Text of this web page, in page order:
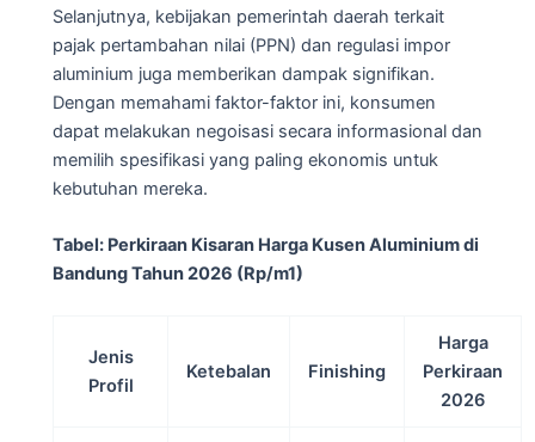
Selanjutnya, kebijakan pemerintah daerah terkait
pajak pertambahan nilai (PPN) dan regulasi impor
aluminium juga memberikan dampak signifikan.
Dengan memahami faktor-faktor ini, konsumen
dapat melakukan negoisasi secara informasional dan
memilih spesifikasi yang paling ekonomis untuk
kebutuhan mereka.
Tabel: Perkiraan Kisaran Harga Kusen Aluminium di
Bandung Tahun 2026 (Rp/m1)
Jenis
Profil
Ketebalan Finishing
Harga
Perkiraan
2026